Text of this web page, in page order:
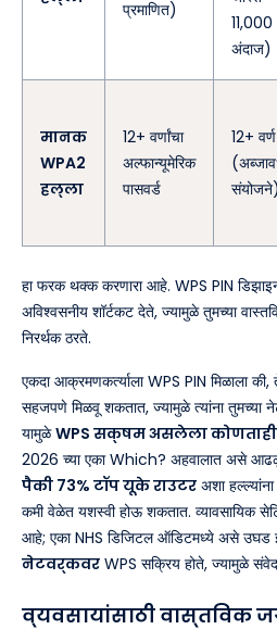
प्रमाणित)
11,000
अंदाज)
मानक
WPA2
हल्ला
12+ वर्णांचा
अल्फान्यूमेरिक
पासवर्ड
12+ वर्ण
संयोजने)
हा फरक थक्क करणारा आहे. WPS PIN
अविश्वसनीय शॉर्टकट देते, ज्यामुळे तुमच्या
निरर्थक ठरते.
एकदा आक्रमणकर्त्याला WPS PIN मिळाला
सहजपणे मिळवू शकतात, ज्यामुळे त्यांना तुमच्या
यामुळेWPS सक्षम असलेला कोणताही
2026 च्या एका Which? अहवालात असे
पैकी 73% टॉप यूके राउटर अशा
कमी वेळेत यशस्वी होऊ शकतात. व्यावसायिक
आहे; एका NHS डिजिटल ऑडिटमध्ये असे उघड
नेटवर्कवर WPS सक्रिय होते, ज्यामुळे
व्यवसायांसाठी वास्तविक